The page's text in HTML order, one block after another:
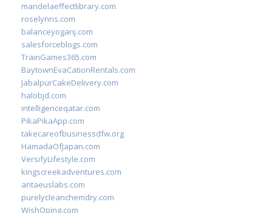
mandelaeffectlibrary.com
roselynns.com
balanceyoganj.com
salesforceblogs.com
TrainGames365.com
BaytownEvaCationRentals.com
JabalpurCakeDelivery.com
halobjd.com
intelligenceqatar.com
PikaPikaApp.com
takecareofbusinessdfw.org
HamadaOfJapan.com
VersifyLifestyle.com
kingscreekadventures.com
antaeuslabs.com
purelycleanchemdry.com
WishOping.com